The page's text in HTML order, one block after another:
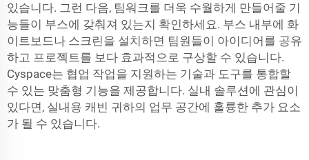
있습니다. 그런 다음, 팀워크를 더욱 수월하게 만들어줄 기
능들이 부스에 갖춰져 있는지 확인하세요. 부스 내부에 화
이트보드나 스크린을 설치하면 팀원들이 아이디어를 공유
하고 프로젝트를 보다 효과적으로 구상할 수 있습니다.
Cyspace는 협업 작업을 지원하는 기술과 도구를 통합할
수 있는 맞춤형 기능을 제공합니다. 실내 솔루션에 관심이
있다면, 실내용 캐빈 귀하의 업무 공간에 훌륭한 추가 요소
가 될 수 있습니다.